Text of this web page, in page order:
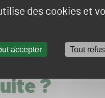
des cookies et
accepter Tout
sont de plus
sont de véritable nid à
d’autres
?